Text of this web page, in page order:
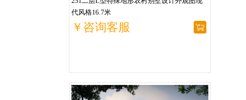
代风格16.7米
￥咨询客服